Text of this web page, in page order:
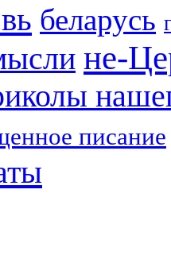
беларусь
не-
писание